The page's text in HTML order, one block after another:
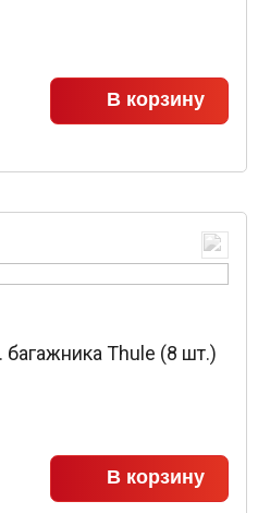
В корзину
Thule (8 шт.)
В корзину